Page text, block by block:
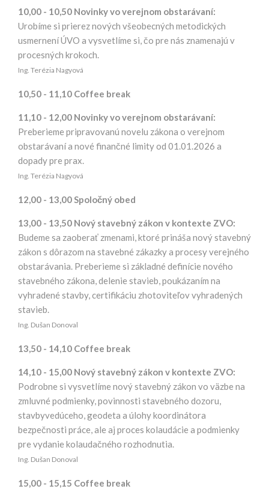
10,00 - 10,50 Novinky vo verejnom obstarávaní:
Urobíme si prierez nových všeobecných metodických
usmernení ÚVO a vysvetlíme si, čo pre nás znamenajú v
procesných krokoch.
Ing. Terézia Nagyová
10,50 - 11,10 Coffee break
11,10 - 12,00 Novinky vo verejnom obstarávaní:
Preberieme pripravovanú novelu zákona o verejnom
obstarávaní a nové finančné limity od 01.01.2026 a
dopady pre prax.
Ing. Terézia Nagyová
12,00 - 13,00 Spoločný obed
13,00 - 13,50 Nový stavebný zákon v kontexte ZVO:
Budeme sa zaoberať zmenami, ktoré prináša nový stavebný
zákon s dôrazom na stavebné zákazky a procesy verejného
obstarávania. Preberieme si základné definície nového
stavebného zákona, delenie stavieb, poukázaním na
vyhradené stavby, certifikáciu zhotoviteľov vyhradených
stavieb.
Ing. Dušan Donoval
13,50 - 14,10 Coffee break
14,10 - 15,00 Nový stavebný zákon v kontexte ZVO:
Podrobne si vysvetlíme nový stavebný zákon vo väzbe na
zmluvné podmienky, povinnosti stavebného dozoru,
stavbyvedúceho, geodeta a úlohy koordinátora
bezpečnosti práce, ale aj proces kolaudácie a podmienky
pre vydanie kolaudačného rozhodnutia.
Ing. Dušan Donoval
15,00 - 15,15 Coffee break